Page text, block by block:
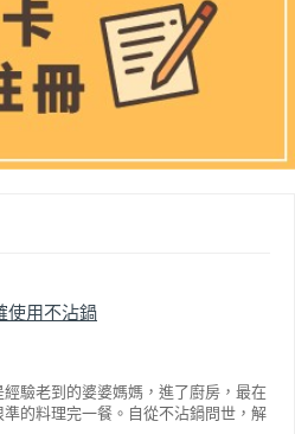
使用不沾鍋
驗老到的婆婆媽媽，進了廚房，最在
的料理完一餐。自從不沾鍋問世，解